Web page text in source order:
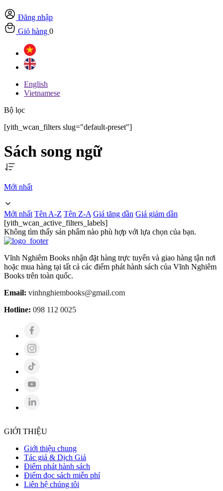
Đăng nhập
Giỏ hàng 0
English
Vietnamese
Bộ lọc
[yith_wcan_filters slug="default-preset"]
Sách song ngữ
Mới nhất
Mới nhất Tên A-Z Tên Z-A Giá tăng dần Giá giảm dần
[yith_wcan_active_filters_labels]
Không tìm thấy sản phẩm nào phù hợp với lựa chọn của bạn.
Vĩnh Nghiêm Books nhận đặt hàng trực tuyến và giao hàng tận nơi
hoặc mua hàng tại tất cả các điểm phát hành sách của Vĩnh Nghiêm
Books trên toàn quốc.
Email: vinhnghiembooks@gmail.com
Hotline: 098 112 0025
GIỚI THIỆU
Giới thiệu chung
Tác giả & Dịch Giả
Điểm phát hành sách
Điểm đọc sách miễn phí
Liên hệ chúng tôi